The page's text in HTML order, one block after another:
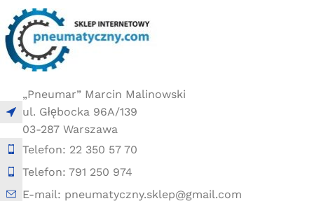
„Pneumar” Marcin Malinowski
ul. Głębocka 96A/139
03-287 Warszawa
Telefon: 22 350 57 70
Telefon: 791 250 974
E-mail: pneumatyczny.sklep@gmail.com